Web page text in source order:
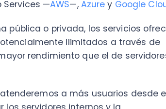
de la organización debido a
almacenan, sino que también
de seguridad adicionales según